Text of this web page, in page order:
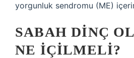
yorgunluk sendromu (ME)
SABAH DINÇ
NE IÇILMELI?